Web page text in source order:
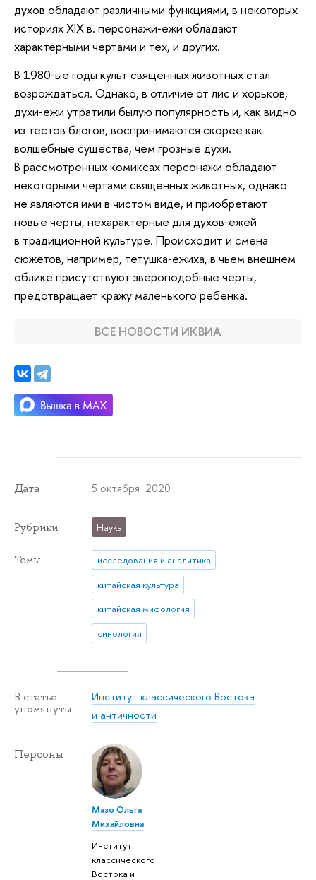
духов обладают различными функциями, в некоторых
историях XIX в. персонажи‑ежи обладают
характерными чертами и тех, и других.
В 1980‑ые годы культ священных животных стал
возрождаться. Однако, в отличие от лис и хорьков,
духи‑ежи утратили былую популярность и, как видно
из тестов блогов, воспринимаются скорее как
волшебные существа, чем грозные духи.
В рассмотренных комиксах персонажи обладают
некоторыми чертами священных животных, однако
не являются ими в чистом виде, и приобретают
новые черты, нехарактерные для духов‑ежей
в традиционной культуре. Происходит и смена
сюжетов, например, тетушка‑ежиха, в чьем внешнем
облике присутствуют звероподобные черты,
предотвращает кражу маленького ребенка.
ВСЕ НОВОСТИ ИКВИА
Дата 5 октября 2020
Рубрики Наука
Темы
исследования и аналитика
китайская культура
китайская мифология
синология
В статье
упомянуты
Институт классического Востока
и античности
Персоны
Мазо Ольга
Михайловна
Институт
классического
Востока и